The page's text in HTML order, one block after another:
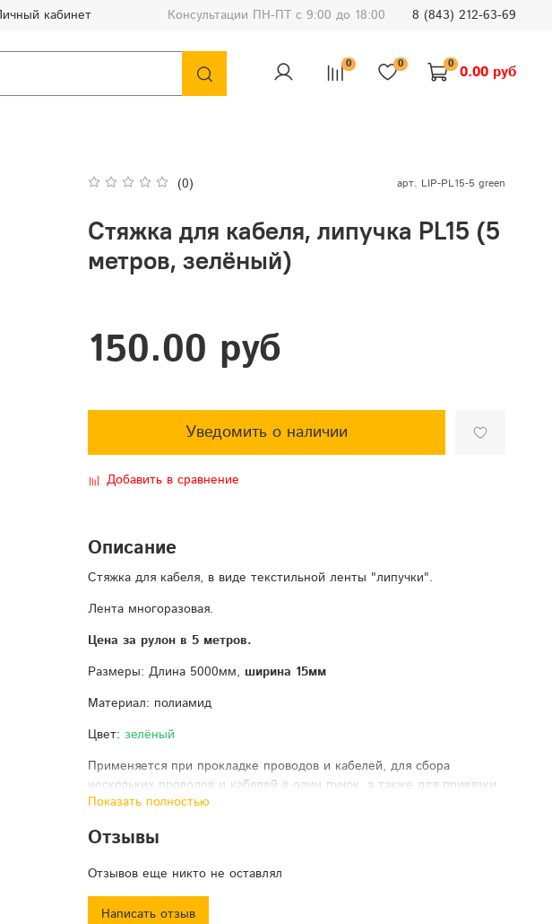
кабинет Консультации ПН-ПТ с 9:00 до 18:00 8 (843) 212-63-69
0 0 0 0.00 руб
(0) арт. LIP-PL15-5 green
Стяжка для кабеля, липучка PL15 (5
метров, зелёный)
150.00 руб
Уведомить о наличии
Добавить в сравнение
Описание
Стяжка для кабеля, в виде текстильной ленты "липучки".
Лента многоразовая.
Цена за рулон в 5 метров.
Размеры: Длина 5000мм, ширина 15мм
Материал: полиамид
Цвет: зелёный
Применяется при прокладке проводов и кабелей, для сбора
нескольких проводов и кабелей в один пучок, а также для привязки
к кронштейнам или органайзерам.
Показать полностью
Отзывы
Отзывов еще никто не оставлял
Написать отзыв